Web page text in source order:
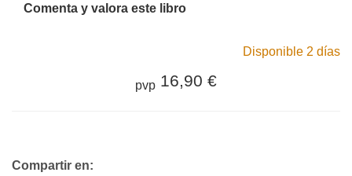
Comenta y valora este libro
Disponible 2 días
pvp 16,90 €
Compartir en: